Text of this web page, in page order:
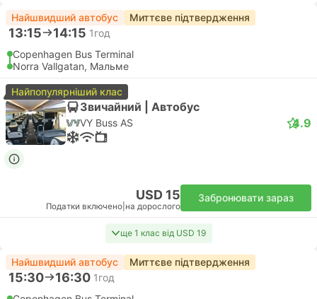
Найшвидший автобус Миттєве підтвердження
13:15 14:15 1год
Copenhagen Bus Terminal
Norra Vallgatan, Мальме
Найпопулярніший клас
Звичайний | Автобус
VY Buss AS 4.9
USD 15
Податки включено на дорослого
Забронювати зараз
ще 1 клас від USD 19
Найшвидший автобус Миттєве підтвердження
15:30 16:30 1год